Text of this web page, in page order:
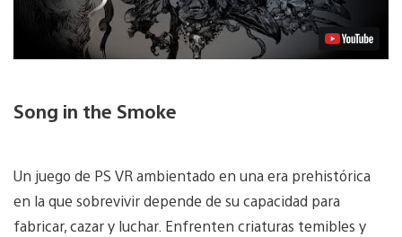
Song in the Smoke
Un juego de PS VR ambientado en una era prehistórica
en la que sobrevivir depende de su capacidad para
fabricar, cazar y luchar. Enfrenten criaturas temibles y